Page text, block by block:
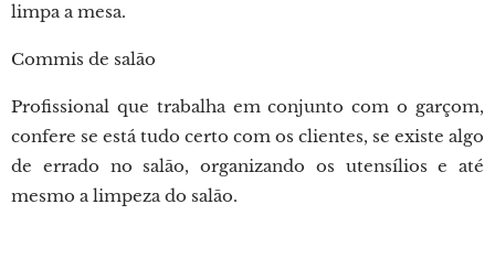
limpa a mesa.
Commis de salão
Profissional que trabalha em conjunto com o garçom,
confere se está tudo certo com os clientes, se existe algo
de errado no salão, organizando os utensílios e até
mesmo a limpeza do salão.